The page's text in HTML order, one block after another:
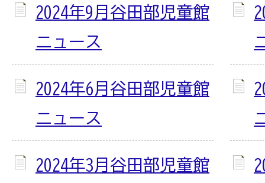
2024年9月谷田部児童館
ニュース
2024年6月谷田部児童館
ニュース
2024年3月谷田部児童館